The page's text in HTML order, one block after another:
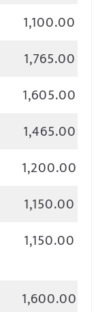
1,100.00
1,765.00
1,605.00
1,465.00
1,200.00
1,150.00
1,150.00
1,600.00